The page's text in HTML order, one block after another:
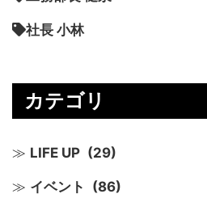
社長 小林
カテゴリ
LIFE UP (29)
イベント (86)